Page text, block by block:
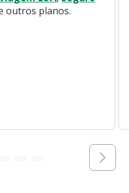
outros planos.